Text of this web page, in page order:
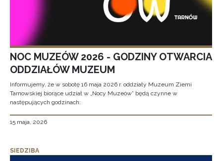
NOC MUZEÓW 2026 - GODZINY OTWARCIA
ODDZIAŁÓW MUZEUM
Informujemy, że w sobotę 16 maja 2026 r. oddziały Muzeum Ziemi
Tarnowskiej biorące udział w „Nocy Muzeów” będą czynne w
następujących godzinach:
15 maja, 2026
SIEDZIBA